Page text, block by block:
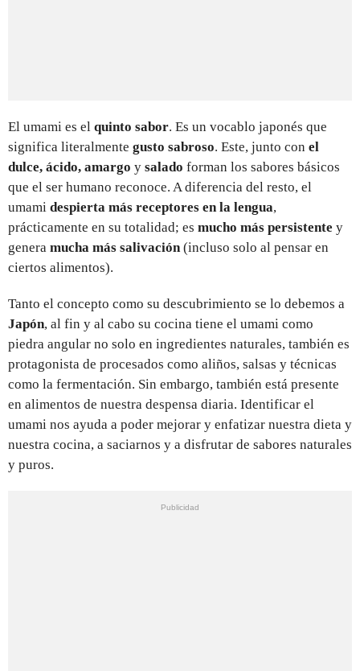
El umami es el quinto sabor. Es un vocablo japonés que
significa literalmente gusto sabroso. Este, junto con el
dulce, ácido, amargo y salado forman los sabores básicos
que el ser humano reconoce. A diferencia del resto, el
umami despierta más receptores en la lengua,
prácticamente en su totalidad; es mucho más persistente y
genera mucha más salivación (incluso solo al pensar en
ciertos alimentos).
Tanto el concepto como su descubrimiento se lo debemos a
Japón, al fin y al cabo su cocina tiene el umami como
piedra angular no solo en ingredientes naturales, también es
protagonista de procesados como aliños, salsas y técnicas
como la fermentación. Sin embargo, también está presente
en alimentos de nuestra despensa diaria. Identificar el
umami nos ayuda a poder mejorar y enfatizar nuestra dieta y
nuestra cocina, a saciarnos y a disfrutar de sabores naturales
y puros.